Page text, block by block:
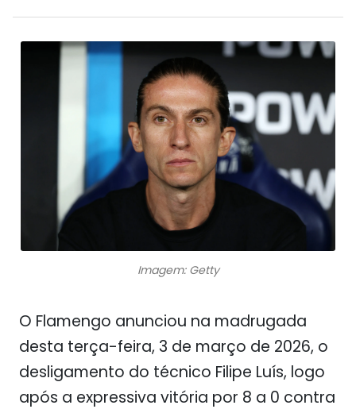
Imagem: Getty
O Flamengo anunciou na madrugada
desta terça-feira, 3 de março de 2026, o
desligamento do técnico Filipe Luís, logo
após a expressiva vitória por 8 a 0 contra